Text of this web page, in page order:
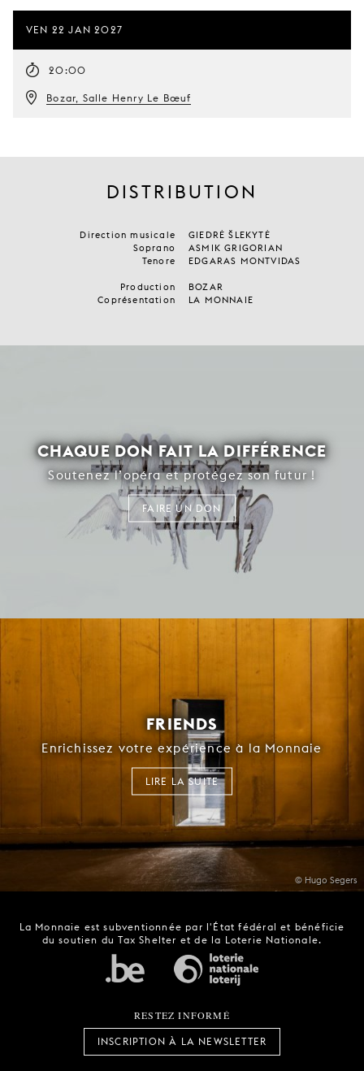
VEN 22 JAN 2027
20:00
Bozar, Salle Henry Le Bœuf
DISTRIBUTION
Direction musicale
GIEDRĖ ŠLEKYTĖ
Soprano
ASMIK GRIGORIAN
Tenore
EDGARAS MONTVIDAS
Production
BOZAR
Coprésentation
LA MONNAIE
CHAQUE DON FAIT LA DIFFÉRENCE
Soutenez l’opéra et protégez son futur !
FAIRE UN DON
© Hugo Segers
FRIENDS
Enrichissez votre expérience à la Monnaie
LIRE LA SUITE
La Monnaie est subventionnée par l'État fédéral et bénéficie
du soutien du Tax Shelter et de la Loterie Nationale.
RESTEZ INFORMÉ
INSCRIPTION À LA NEWSLETTER